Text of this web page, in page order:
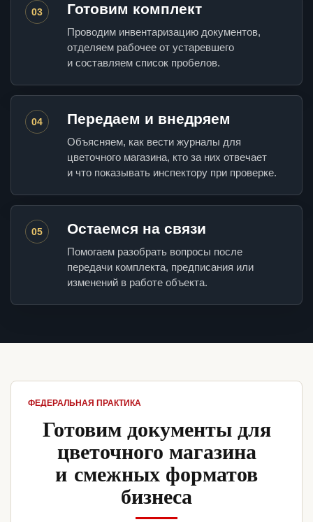
03 Готовим комплект
Проводим инвентаризацию документов,
отделяем рабочее от устаревшего
и составляем список пробелов.
04 Передаем и внедряем
Объясняем, как вести журналы для
цветочного магазина, кто за них отвечает
и что показывать инспектору при проверке.
05 Остаемся на связи
Помогаем разобрать вопросы после
передачи комплекта, предписания или
изменений в работе объекта.
ФЕДЕРАЛЬНАЯ ПРАКТИКА
Готовим документы для
цветочного магазина
и смежных форматов
бизнеса